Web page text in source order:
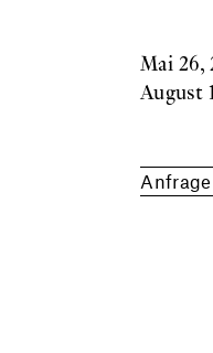
Mai 26,
August
Anfrage